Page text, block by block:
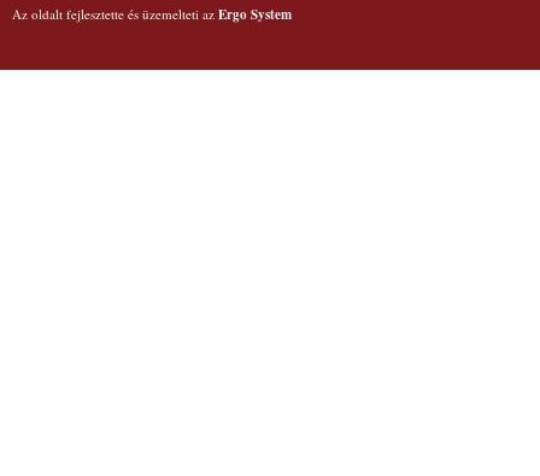
Az oldalt fejlesztette és üzemelteti az Ergo System